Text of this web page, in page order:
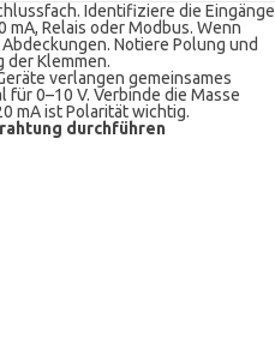
Identifiziere die Eingänge
mA, Relais oder Modbus. Wenn
Notiere Polung und
der Klemmen.
verlangen gemeinsames
für 0–10 V. Verbinde die Masse
mA ist Polarität wichtig.
durchführen